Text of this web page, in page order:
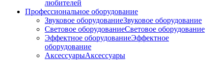
любителей
Профессиональное оборудование
Звуковое оборудованиеЗвуковое оборудование
Световое оборудованиеСветовое оборудование
Эффектное оборудованиеЭффектное
оборудование
АксессуарыАксессуары